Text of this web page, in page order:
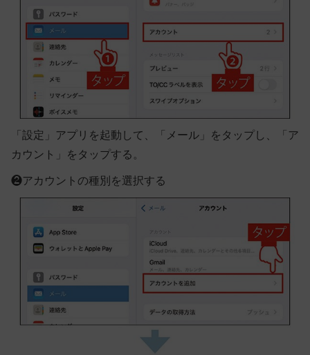
「設定」アプリを起動して、「メール」をタップし、「ア
カウント」をタップする。
❷アカウントの種別を選択する